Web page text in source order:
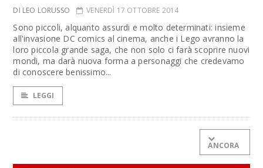
DI LEO LORUSSO VENERDÌ 17 OTTOBRE 2014
Sono piccoli, alquanto assurdi e molto determinati: insieme
all'invasione DC comics al cinema, anche i Lego avranno la
loro piccola grande saga, che non solo ci farà scoprire nuovi
mondi, ma darà nuova forma a personaggi che credevamo
di conoscere benissimo...
LEGGI
ANCORA